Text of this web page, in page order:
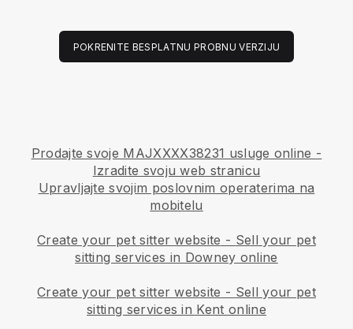
POKRENITE BESPLATNU PROBNU VERZIJU
Prodajte svoje MAJXXXX38231 usluge online -
Izradite svoju web stranicu
Upravljajte svojim poslovnim operaterima na
mobitelu
Create your pet sitter website - Sell your pet
sitting services in Downey online
Create your pet sitter website - Sell your pet
sitting services in Kent online